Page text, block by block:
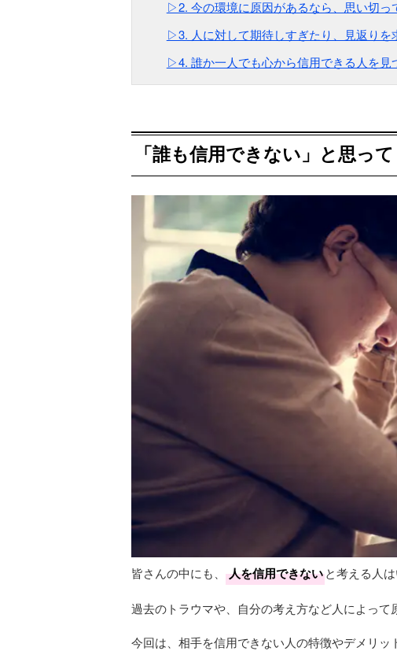
▷2. 今の環境に原因があるなら、思い切っ
▷3. 人に対して期待しすぎたり、見返りを
▷4. 誰か一人でも心から信用できる人を見
「誰も信用できない」と思っ
皆さんの中にも、 人を信用できないと考える人
過去のトラウマや、自分の考え方など人によって
今回は、相手を信用できない人の特徴やデメリ